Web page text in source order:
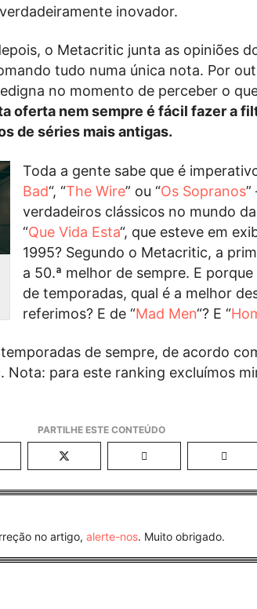
inovador.
o Metacritic junta as opiniões
tudo numa única nota. Por
no momento de perceber o
oferta nem sempre é fácil fazer a
de séries mais antigas.
Toda a gente sabe que é
Bad“, “The Wire” ou “Os Sopranos
verdadeiros clássicos no mundo
“Que Vida Esta“, que esteve em
1995? Segundo o Metacritic, a
a 50.ª melhor de sempre. E
de temporadas, qual é a melhor
referimos? E de “Mad Men“? E “
de sempre, de acordo
para este ranking excluímos
no artigo,alerte-nos. Muito obrigado.